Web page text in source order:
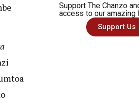
Support The Chanzo
access to our amazing
Support Us